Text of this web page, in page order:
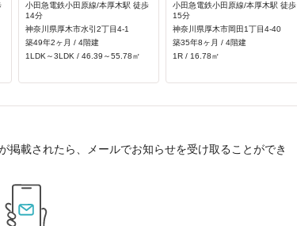
小田急電鉄小田原線/本厚木駅 徒歩
14分
神奈川県厚木市水引2丁目4-1
築49年2ヶ月 / 4階建
1LDK～3LDK / 46.39～55.78㎡
小田急電鉄小田原線/本厚木駅 徒歩
15分
神奈川県厚木市岡田1丁目4-40
築35年8ヶ月 / 4階建
1R / 16.78㎡
載されたら、メールでお知らせを受け取ることができ